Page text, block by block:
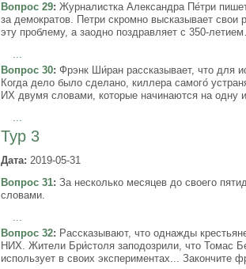
Вопрос 29: Журналистка Александра Пе́три
за демократов. Петри скромно высказывает свои
эту проблему, а заодно поздравляет с 350-
...
Вопрос 30: Фрэнк Ши́ран рассказывает, что для
Когда дело было сделано, киллера самого́
ИХ двумя словами, которые начинаются на одну
...
Тур 3
Дата: 2019-05-31
Вопрос 31: За несколько месяцев до своего
словами.
...
Вопрос 32: Рассказывают, что однажды
НИХ. Жители Бри́столя заподозрили, что Томас
использует в своих экспериментах... Закончите